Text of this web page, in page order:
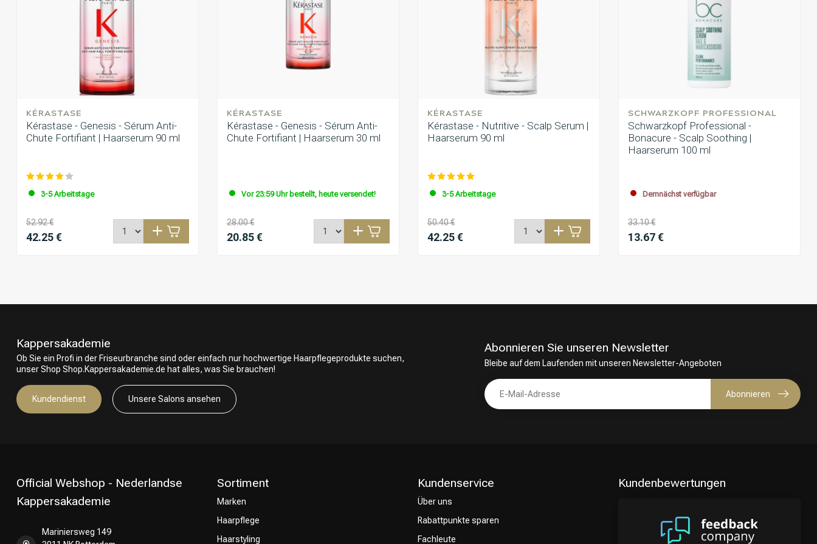
KÉRASTASE
Kérastase - Genesis - Sérum Anti-
Chute Fortifiant | Haarserum 90 ml
3-5 Arbeitstage
52.92 €
42.25 €
KÉRASTASE
Kérastase - Genesis - Sérum Anti-
Chute Fortifiant | Haarserum 30 ml
Vor 23:59 Uhr bestellt, heute versendet!
28.00 €
20.85 €
KÉRASTASE
Kérastase - Nutritive - Scalp Serum |
Haarserum 90 ml
3-5 Arbeitstage
50.40 €
42.25 €
SCHWARZKOPF PROFESSIONAL
Schwarzkopf Professional -
Bonacure - Scalp Soothing |
Haarserum 100 ml
Demnächst verfügbar
33.10 €
13.67 €
Kappersakademie
Ob Sie ein Profi in der Friseurbranche sind oder einfach nur hochwertige Haarpflegeprodukte suchen,
unser Shop Shop.Kappersakademie.de hat alles, was Sie brauchen!
Kundendienst Unsere Salons ansehen
Abonnieren Sie unseren Newsletter
Bleibe auf dem Laufenden mit unseren Newsletter-Angeboten
Abonnieren
Official Webshop - Nederlandse
Kappersakademie
Mariniersweg 149
Sortiment
Marken
Haarpflege
Haarstyling
Kundenservice
Über uns
Rabattpunkte sparen
Fachleute
Kundenbewertungen